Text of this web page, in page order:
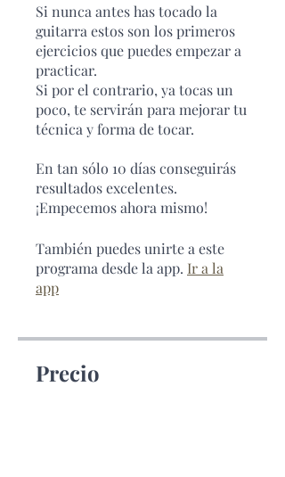
Si nunca antes has tocado la
guitarra estos son los primeros
ejercicios que puedes empezar a
practicar.
Si por el contrario, ya tocas un
poco, te servirán para mejorar tu
técnica y forma de tocar.
En tan sólo 10 días conseguirás
resultados excelentes.
También puedes unirte a este
programa desde la app. Ir a la
app
Precio